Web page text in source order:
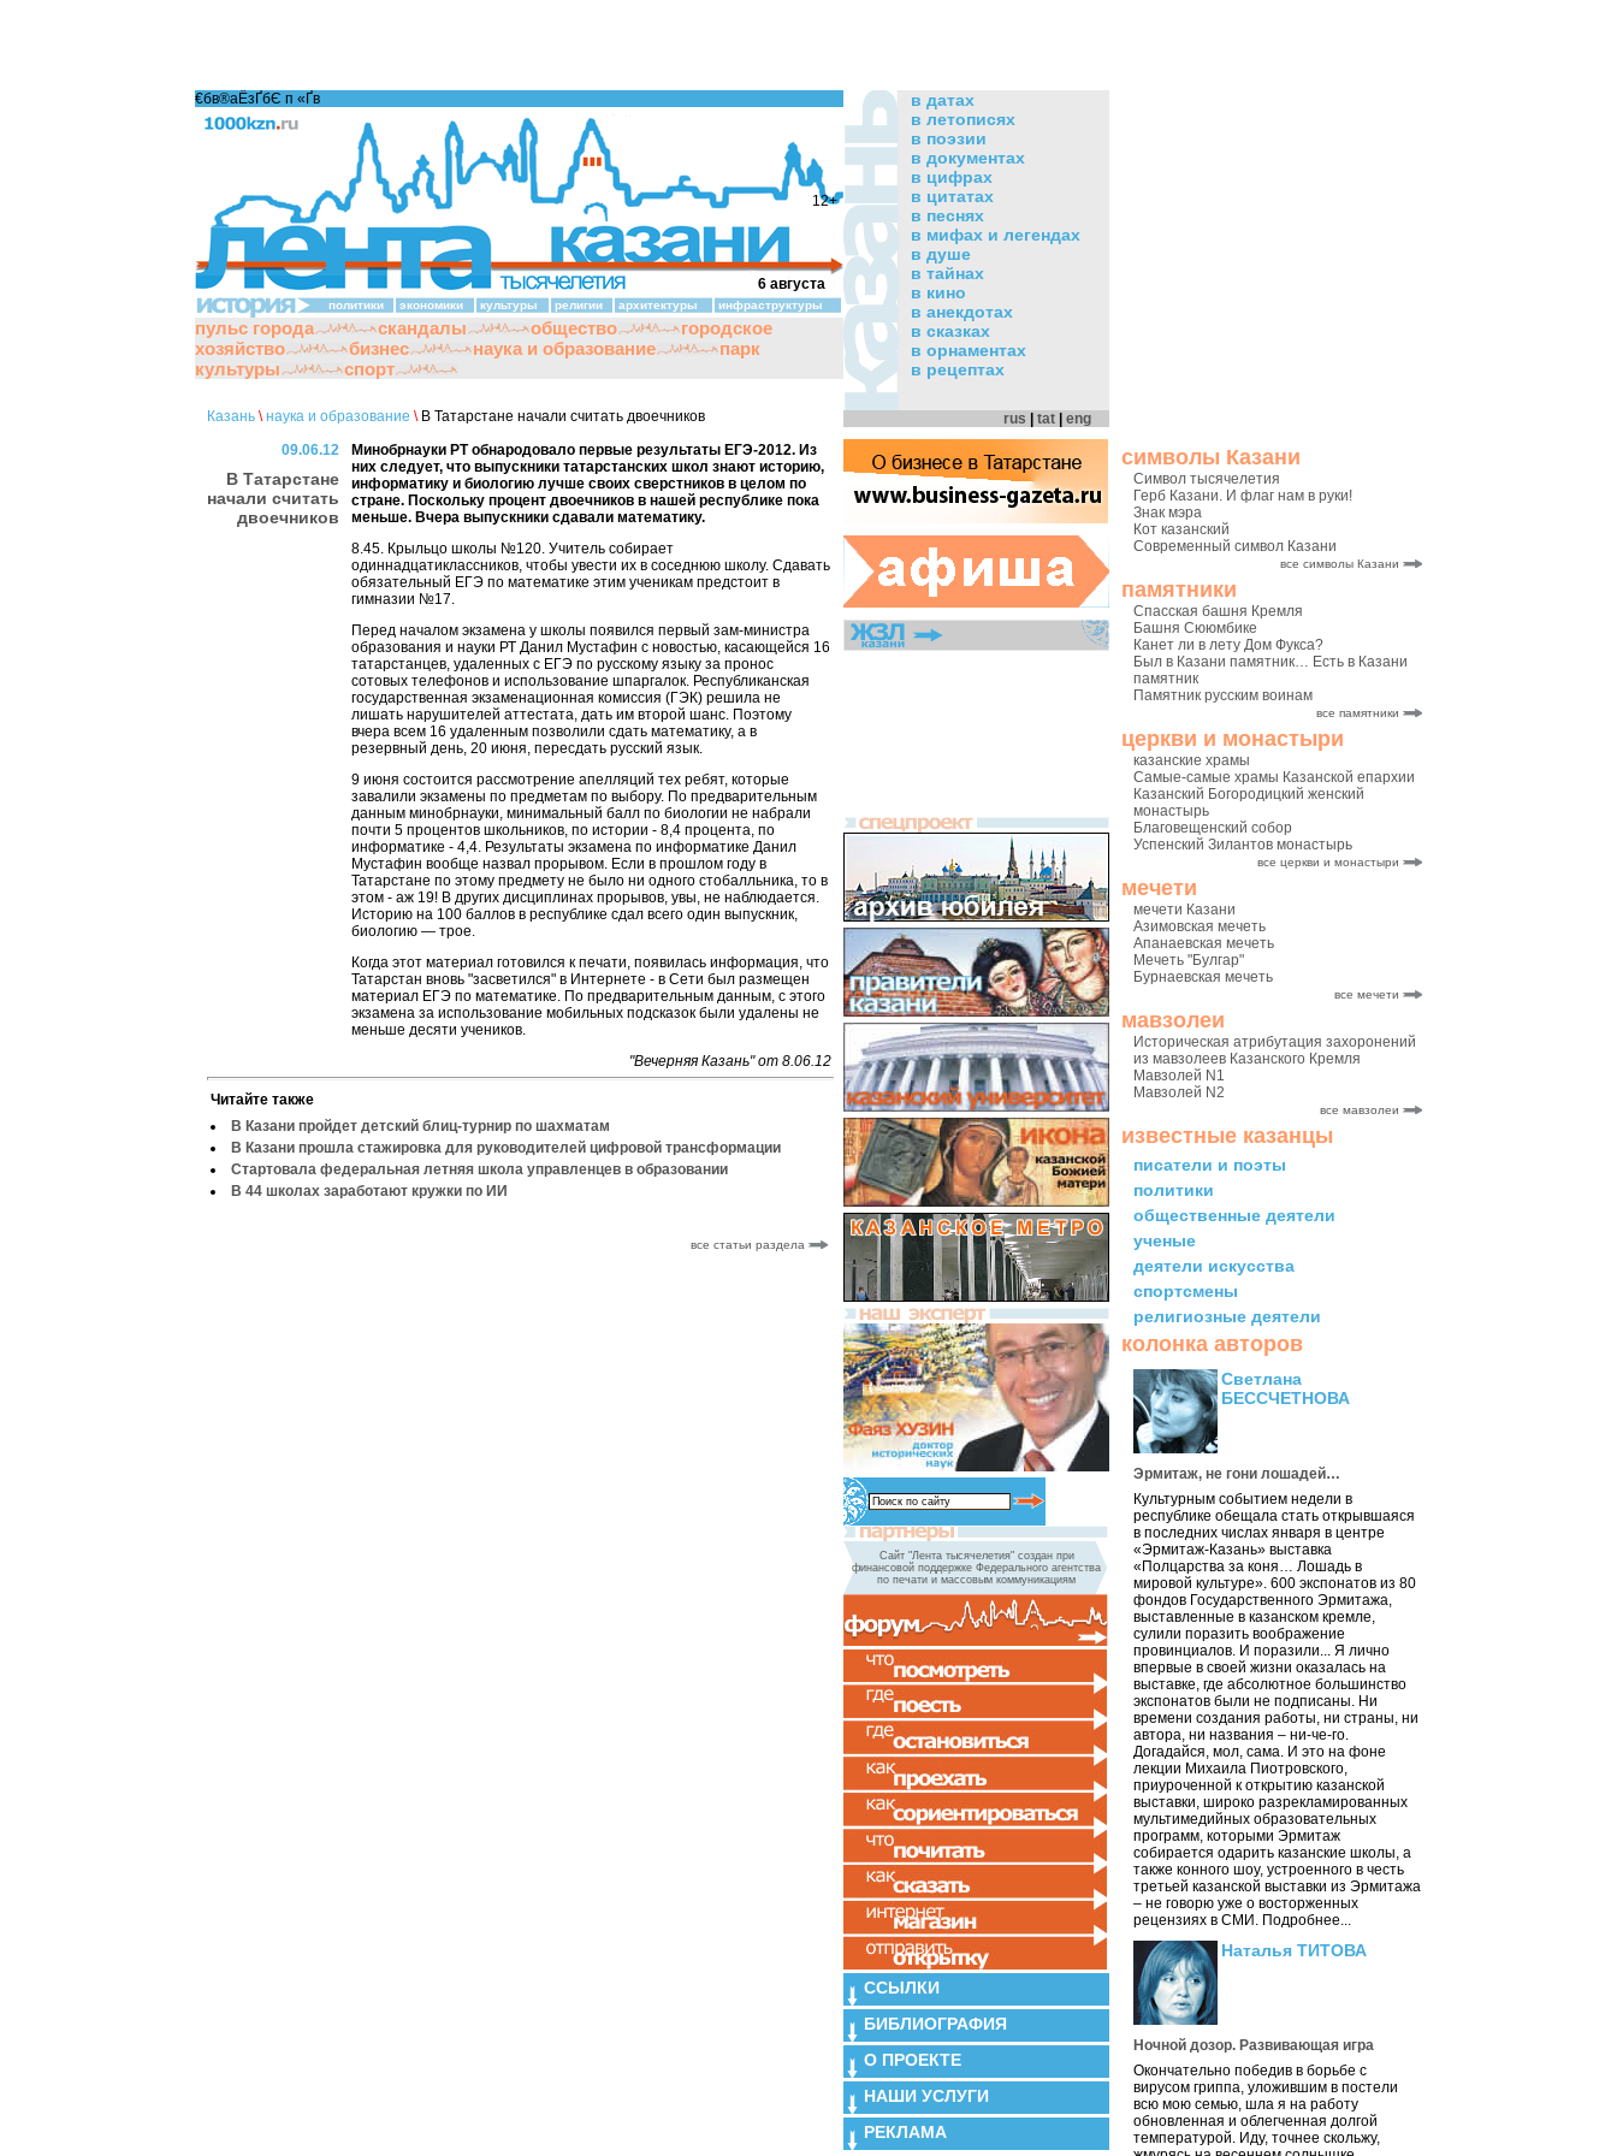
символы Казани
Символ тысячелетия
Герб Казани. И флаг нам в руки!
Знак мэра
Кот казанский
Современный символ Казани
все символы Казани
памятники
Спасская башня Кремля
Башня Сююмбике
Канет ли в лету Дом Фукса?
Был в Казани памятник… Есть в Казани
памятник
Памятник русским воинам
все памятники
церкви и монастыри
казанские храмы
Самые-самые храмы Казанской епархии
Казанский Богородицкий женский
монастырь
Благовещенский собор
Успенский Зилантов монастырь
все церкви и монастыри
мечети
мечети Казани
Азимовская мечеть
Апанаевская мечеть
Мечеть "Булгар"
Бурнаевская мечеть
все мечети
мавзолеи
Историческая атрибутация захоронений
из мавзолеев Казанского Кремля
Мавзолей N1
Мавзолей N2
все мавзолеи
известные казанцы
писатели и поэты
политики
общественные деятели
ученые
деятели искусства
спортсмены
религиозные деятели
колонка авторов
Светлана
БЕССЧЕТНОВА
Эрмитаж, не гони лошадей…
Культурным событием недели в
республике обещала стать открывшаяся
в последних числах января в центре
«Эрмитаж-Казань» выставка
«Полцарства за коня… Лошадь в
мировой культуре». 600 экспонатов из 80
фондов Государственного Эрмитажа,
выставленные в казанском кремле,
сулили поразить воображение
провинциалов. И поразили... Я лично
впервые в своей жизни оказалась на
выставке, где абсолютное большинство
экспонатов были не подписаны. Ни
времени создания работы, ни страны, ни
автора, ни названия – ни-че-го.
Догадайся, мол, сама. И это на фоне
лекции Михаила Пиотровского,
приуроченной к открытию казанской
выставки, широко разрекламированных
мультимедийных образовательных
программ, которыми Эрмитаж
собирается одарить казанские школы, а
также конного шоу, устроенного в честь
третьей казанской выставки из Эрмитажа
– не говорю уже о восторженных
рецензиях в СМИ. Подробнее...
Наталья ТИТОВА
Ночной дозор. Развивающая игра
Окончательно победив в борьбе с
вирусом гриппа, уложившим в постели
всю мою семью, шла я на работу
обновленная и облегченная долгой
температурой. Иду, точнее скольжу,
12+
€бв®аЁзҐбЄ п «Ґ­в
6 августа
политики экономики культуры религии архитектуры инфраструктуры
пульс города скандалы общество
городское
хозяйство
бизнес наука и образование
парк
культуры
спорт
Казань \ наука и образование \В Татарстане начали считать двоечников
09.06.12
В Татарстане
начали считать
двоечников
Минобрнауки РТ обнародовало первые результаты ЕГЭ-2012. Из
них следует, что выпускники татарстанских школ знают историю,
информатику и биологию лучше своих сверстников в целом по
стране. Поскольку процент двоечников в нашей республике пока
меньше. Вчера выпускники сдавали математику.
8.45. Крыльцо школы №120. Учитель собирает
одиннадцатиклассников, чтобы увести их в соседнюю школу. Сдавать
обязательный ЕГЭ по математике этим ученикам предстоит в
гимназии №17.
Перед началом экзамена у школы появился первый зам-министра
образования и науки РТ Данил Мустафин с новостью, касающейся 16
татарстанцев, удаленных с ЕГЭ по русскому языку за пронос
сотовых телефонов и использование шпаргалок. Республиканская
государственная экзаменационная комиссия (ГЭК) решила не
лишать нарушителей аттестата, дать им второй шанс. Поэтому
вчера всем 16 удаленным позволили сдать математику, а в
резервный день, 20 июня, пересдать русский язык.
9 июня состоится рассмотрение апелляций тех ребят, которые
завалили экзамены по предметам по выбору. По предварительным
данным минобрнауки, минимальный балл по биологии не набрали
почти 5 процентов школьников, по истории - 8,4 процента, по
информатике - 4,4. Результаты экзамена по информатике Данил
Мустафин вообще назвал прорывом. Если в прошлом году в
Татарстане по этому предмету не было ни одного стобалльника, то в
этом - аж 19! В других дисциплинах прорывов, увы, не наблюдается.
Историю на 100 баллов в республике сдал всего один выпускник,
биологию — трое.
Когда этот материал готовился к печати, появилась информация, что
Татарстан вновь "засветился" в Интернете - в Сети был размещен
материал ЕГЭ по математике. По предварительным данным, с этого
экзамена за использование мобильных подсказок были удалены не
меньше десяти учеников.
"Вечерняя Казань" от 8.06.12
Читайте также
В Казани пройдет детский блиц-турнир по шахматам
В Казани прошла стажировка для руководителей цифровой трансформации
Стартовала федеральная летняя школа управленцев в образовании
В 44 школах заработают кружки по ИИ
все статьи раздела
в датах
в летописях
в поэзии
в документах
в цифрах
в цитатах
в песнях
в мифах и легендах
в душе
в тайнах
в кино
в анекдотах
в сказках
в орнаментах
в рецептах
rus tat eng
Сайт "Лента тысячелетия" создан при
финансовой поддержке Федерального агентства
по печати и массовым коммуникациям
ССЫЛКИ
БИБЛИОГРАФИЯ
О ПРОЕКТЕ
НАШИ УСЛУГИ
РЕКЛАМА